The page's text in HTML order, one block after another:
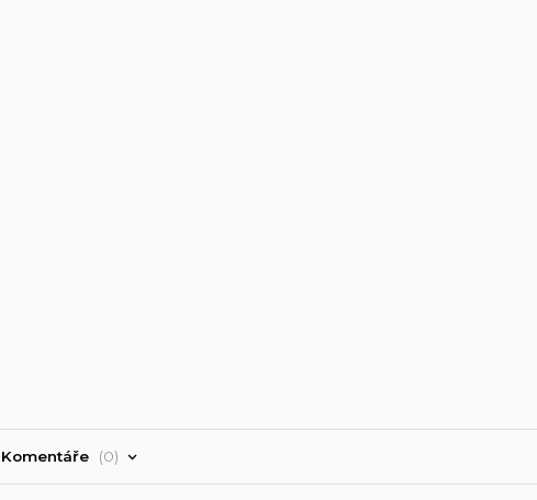
Komentáře 0